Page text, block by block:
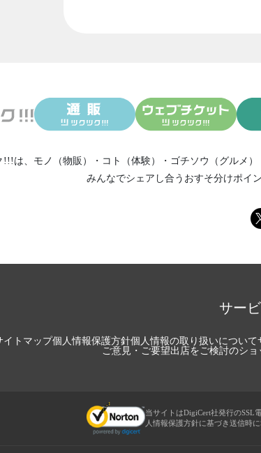
は、 モノ（物販） ・ コト（体験） ・ ゴチソウ（グルメ）
みんなでシェアし合う おすそ分けポイ
サー
イトマップ個人情報保護方針個人情報の取り扱いについて
ご意見・ご要望出店をご検討のショ
当サイトはDigiCert社発行のSSL
人情報保護方針に基づき送信時